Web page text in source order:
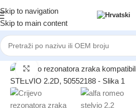
Skip to navigation
Skip to main content
Početna/AUTOMOBILI/ALFA ROMEO
Click to enlarge